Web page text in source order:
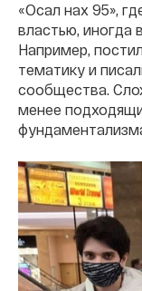
«Осал нах 95»,
властью, иногда
Например,
тематику и
сообщества.
менее